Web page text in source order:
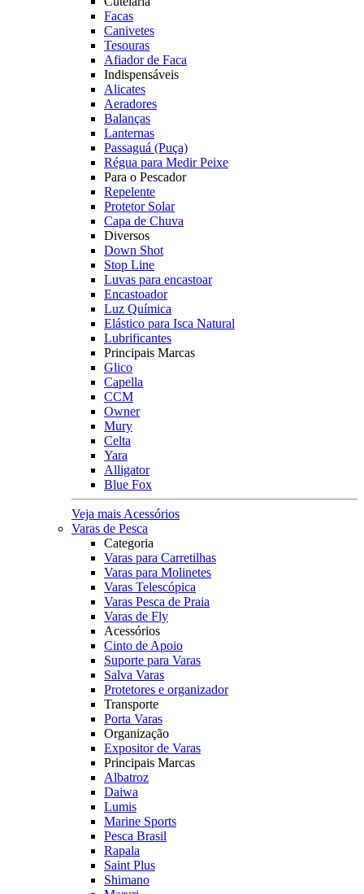
Facas
Canivetes
Tesouras
Afiador de Faca
Indispensáveis
Alicates
Aeradores
Balanças
Lanternas
Passaguá (Puça)
Régua para Medir Peixe
Para o Pescador
Repelente
Protetor Solar
Capa de Chuva
Diversos
Down Shot
Stop Line
Luvas para encastoar
Encastoador
Luz Química
Elástico para Isca Natural
Lubrificantes
Principais Marcas
Glico
Capella
CCM
Owner
Mury
Celta
Yara
Alligator
Blue Fox
Veja mais Acessórios
Varas de Pesca
Categoria
Varas para Carretilhas
Varas para Molinetes
Varas Telescópica
Varas Pesca de Praia
Varas de Fly
Acessórios
Cinto de Apoio
Suporte para Varas
Salva Varas
Protetores e organizador
Transporte
Porta Varas
Organização
Expositor de Varas
Principais Marcas
Albatroz
Daiwa
Lumis
Marine Sports
Pesca Brasil
Rapala
Saint Plus
Shimano